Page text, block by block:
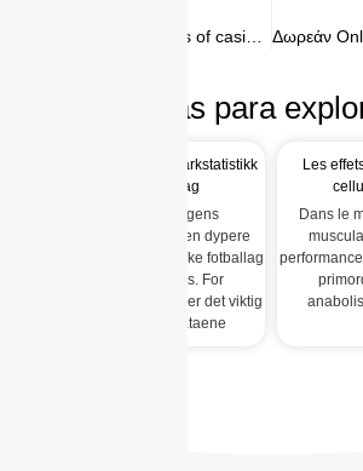
Más para
Hva sesongens straffesparkstatistikk
sier om norske lag
Introduksjon Sesongens
straffesparkstatistikk gir en dypere
forståelse av hvordan norske fotballag
presterer under press. For
industranalytikere i Norge er det viktig
å analysere disse dataene
Les
Dans le